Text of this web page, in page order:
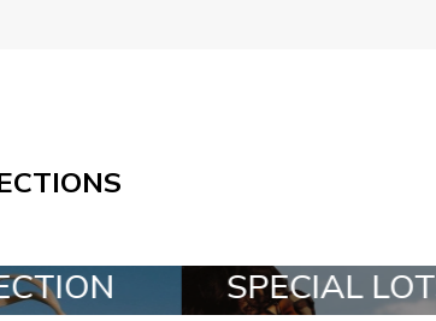
LOTS ALL IN A BOX